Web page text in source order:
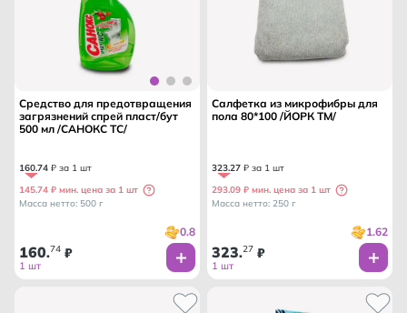
Средство для предотвращения
загрязнений спрей пласт/бут
500 мл /САНОКС ТС/
160.74 ₽ за 1 шт
145.74 ₽ мин. цена за 1 шт
Масса нетто: 500 г
0.8
160.74 ₽
1 шт
Салфетка из микрофибры для
пола 80*100 /ЙОРК ТМ/
323.27 ₽ за 1 шт
293.09 ₽ мин. цена за 1 шт
Масса нетто: 250 г
1.62
323.27 ₽
1 шт